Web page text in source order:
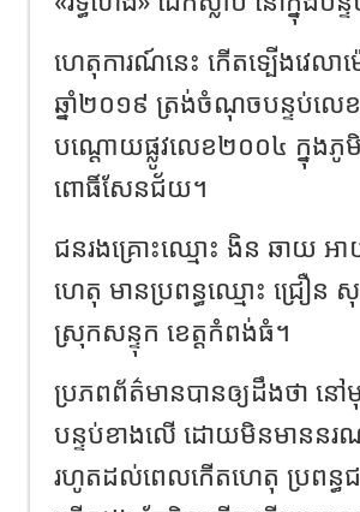
ហេតុការណ៍នេះ កើតទ្បើងវេល
ឆ្នាំ២០១៩ ត្រង់ចំណុចបន្ទប់លេ
បណ្ដោយផ្លូវលេខ២០០៤ ក្នុងភូមិ
ពោធិ៍សែនជ័យ។
ជនរងគ្រោះឈ្មោះ ងិន ឆាយ អា
ហេតុ មានប្រពន្ធឈ្មោះ ជ្រឿ
ស្រុកសន្ទុក ខេត្តកំពង់ធំ។
ប្រភពព័ត៌មានបានឲ្យដឹងថា​ នៅ
បន្ទប់ខាងលើ ដោយមិនមាននរ
រហូតដល់ពេលកើតហេតុ ប្រពន្ធជ